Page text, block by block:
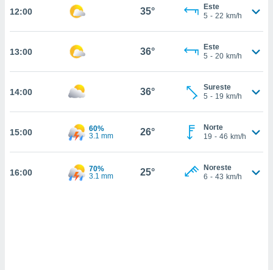
a la
todas
nuestros
análisis
así como
en
12:00 35°
Este
5 - 22 km/h
13:00 36°
Este
5 - 20 km/h
14:00 36°
Sureste
5 - 19 km/h
15:00
60%
3.1 mm
26°
Norte
19 - 46 km/h
16:00
70%
3.1 mm
25°
Noreste
6 - 43 km/h